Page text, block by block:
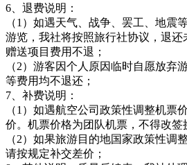
6、退费说明：
（1）如遇天气、战争、罢工、地震
游览，我社将按照旅行社协议，退还
赠送项目费用不退；
（2）游客因个人原因临时自愿放弃
等费用均不退还；
7、补费说明：
（1）如遇航空公司政策性调整机票
价。机票价格为团队机票，不得改签
（2）如果旅游目的地国家政策性调
请按规定补交差价；